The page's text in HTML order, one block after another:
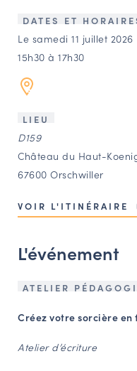
CONTACT
Agenda
Annuaire
BOURSE
CARTES DES
Espace
DATES ET
Le samedi 11 juillet 2026
15h30 à 17h30
LIEU
D159
Château du Haut-
67600 Orschwiller
VOIR L'ITINÉRAIRE
L'événement
ATELIER
Créez votre sorcière
Atelier d’écriture